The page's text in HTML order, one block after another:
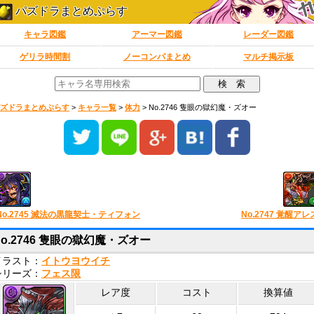
パズドラまとめぷらす
キャラ図鑑 アーマー図鑑 レーダー図鑑
ゲリラ時間割 ノーコンパまとめ マルチ掲示板
ドラまとめぷらす > キャラ一覧 > 体力 > No.2746 隻眼の獄幻魔・ズオー
滅法の黒龍契士・ティフォン No.2747 覚醒アレ
隻眼の獄幻魔・ズオー
スト： イトウヨウイチ
ーズ： フェス限
レア度 コスト 換算値